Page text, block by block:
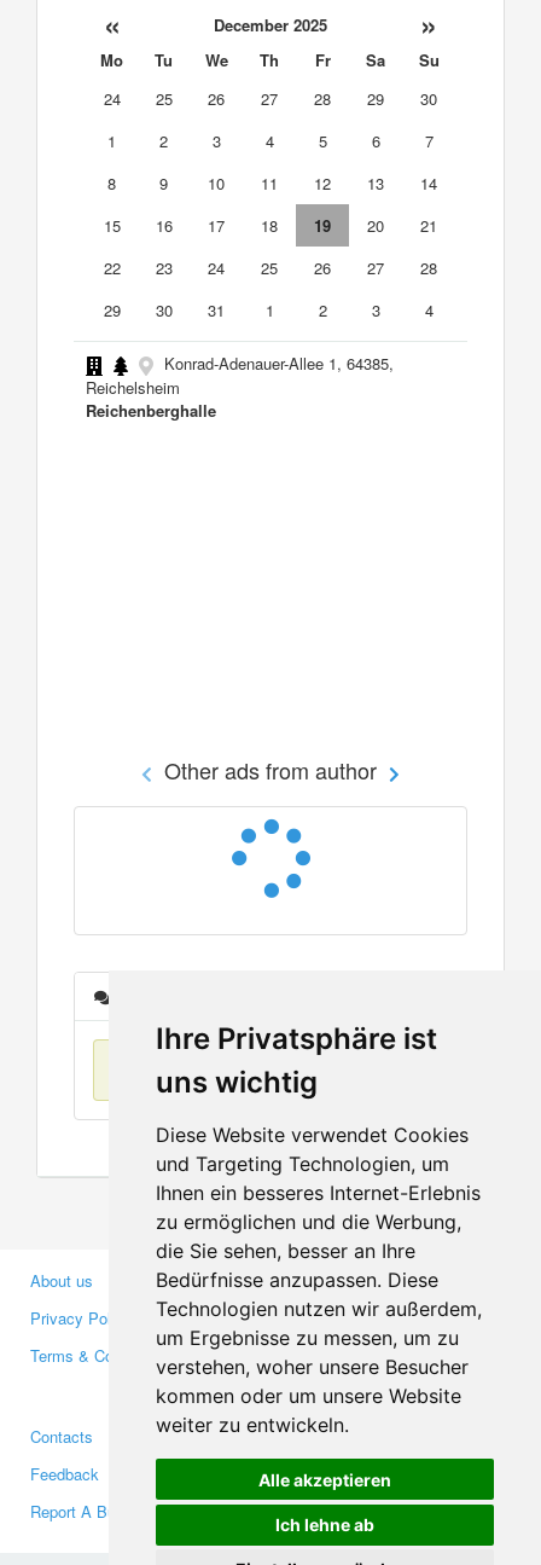
Ihre Privatsphäre ist
uns wichtig
Diese Website verwendet Cookies
und Targeting Technologien, um
Ihnen ein besseres Internet-Erlebnis
zu ermöglichen und die Werbung,
die Sie sehen, besser an Ihre
Bedürfnisse anzupassen. Diese
Technologien nutzen wir außerdem,
um Ergebnisse zu messen, um zu
verstehen, woher unsere Besucher
kommen oder um unsere Website
weiter zu entwickeln.
Alle akzeptieren
Ich lehne ab
« December 2025 »
Mo Tu We Th Fr Sa
Su
24
25 26 27 28 29
30
1
2 3 4 5 6
7
8
9 10 11 12 13
14
15
16 17 18 19 20
21
22
23 24 25 26 27
28
29
30 31 1 2 3 4
Konrad-Adenauer-Allee 1, 64385,
Reichelsheim
Reichenberghalle
Other ads from author
No items found
About us
Privacy Policy
Terms & Conditions
Business Partners
Investors
Media
Contacts
Feedback
Report A Bug
Facebook
Twitter
YouTube
Google+